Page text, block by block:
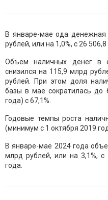
В январе-мае ода денежная
рублей, или на 1,0%, с 26
Объем наличных денег в
снизился на 115,9 млрд
рублей. При этом доля
базы в мае сократилась до
года) c 67,1%.
Годовые темпы роста
(минимум с 1 октября 2019
В январе-мае 2024 года
млрд рублей, или на 3,1%,
года.